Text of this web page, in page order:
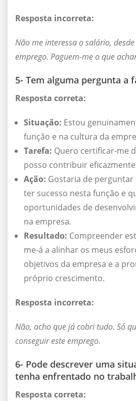
Resposta incorreta:
Não me interessa o salário,
emprego. Paguem-me o que
5- Tem alguma pergunta a
Resposta correta:
Situação: Estou
função e na cultura da
Tarefa: Quero certificar-me
posso contribuir
Ação: Gostaria de perguntar
ter sucesso nesta função e
oportunidades de
na empresa.
Resultado: Compreender
me-á a alinhar os meus
objetivos da empresa e a
próprio crescimento.
Resposta incorreta:
Não, acho que já cobri tudo. Só
conseguir este emprego.
6- Pode descrever uma
tenha enfrentado no
Resposta correta: